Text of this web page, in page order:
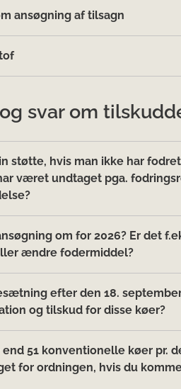
ansøgning af tilsagn
svar om
støtte, hvis man ikke har
været undtaget pga.
om for 2026? Er det
ændre fodermiddel?
efter den 18.
og tilskud for disse køer?
51 konventionelle køer pr.
for ordningen, hvis du